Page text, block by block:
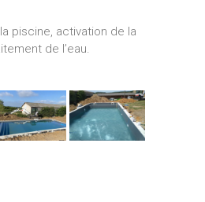
piscine, activation de la
de l’eau.